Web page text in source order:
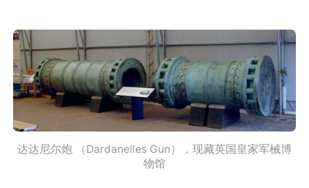
达达尼尔炮 （Dardanelles Gun），现藏英国皇家军械博
物馆